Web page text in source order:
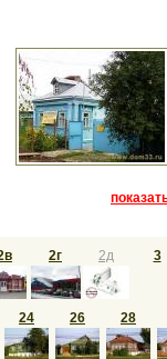
2г 2д 3
24 26 28